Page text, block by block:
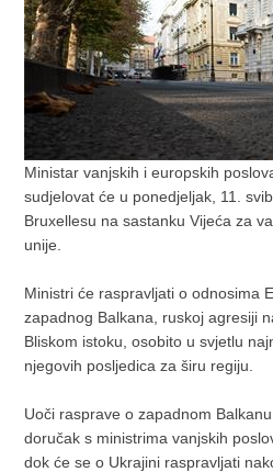
Ministar vanjskih i europskih
sudjelovat će u ponedjeljak, 11.
Bruxellesu na sastanku Vijeća za
unije.
Ministri će raspravljati o odnosima
zapadnog Balkana, ruskoj agresiji
Bliskom istoku, osobito u svjetlu
njegovih posljedica za širu regiju.
Uoči rasprave o zapadnom
doručak s ministrima vanjskih
dok će se o Ukrajini raspravljati